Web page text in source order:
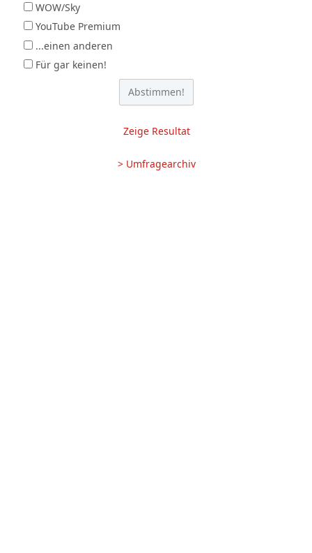
WOW/Sky
YouTube Premium
...einen anderen
Für gar keinen!
Zeige Resultat
> Umfragearchiv